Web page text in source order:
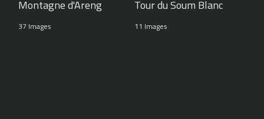
Montagne d'Areng
37 Images
Tour du Soum Blanc
11 Images